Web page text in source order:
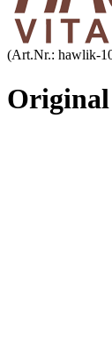
(Art.Nr.: hawlik-